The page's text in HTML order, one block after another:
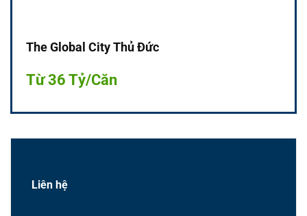
The Global City Thủ Đức
Từ 36 Tỷ/Căn
Liên hệ